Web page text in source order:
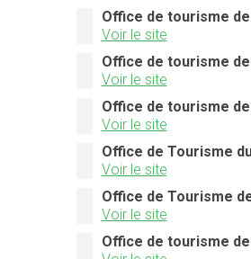
Office de tourisme
Voir le site
Office de tourisme
Voir le site
Office de tourisme
Voir le site
Office de Tourisme
Voir le site
Office de Tourisme
Voir le site
Office de tourisme